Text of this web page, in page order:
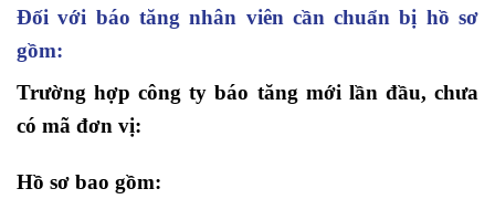
Đối với báo tăng nhân viên cần chuẩn bị hồ sơ
gồm:
Trường hợp công ty báo tăng mới lần đầu, chưa
có mã đơn vị:
Hồ sơ bao gồm: